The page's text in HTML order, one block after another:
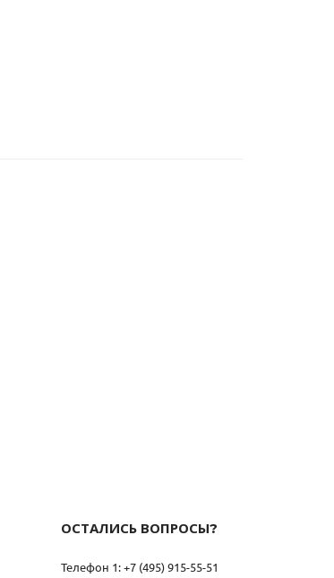
ОСТАЛИСЬ ВОПРОСЫ?
Телефон 1: +7 (495) 915-55-51